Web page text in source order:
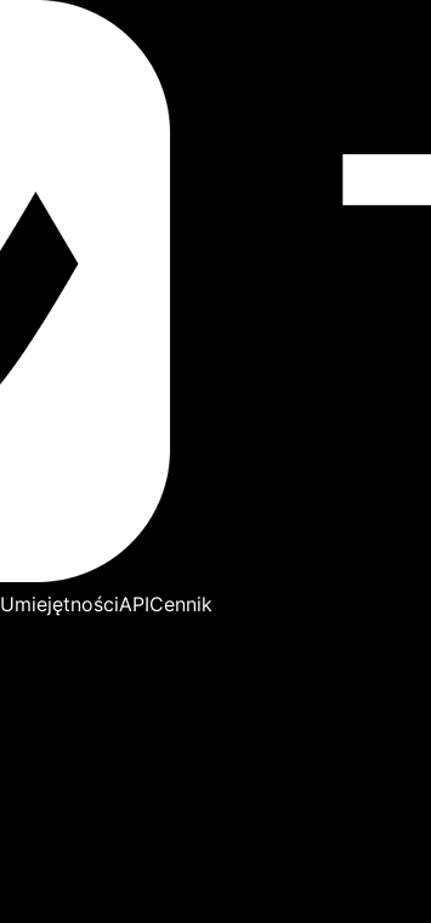
UmiejętnościAPICennik